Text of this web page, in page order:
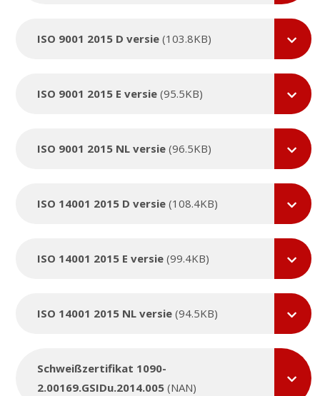
ISO 9001 2015 D versie(103.8KB)
ISO 9001 2015 E versie(95.5KB)
ISO 9001 2015 NL versie(96.5KB)
ISO 14001 2015 D versie(108.4KB)
ISO 14001 2015 E versie(99.4KB)
ISO 14001 2015 NL versie(94.5KB)
Schweißzertifikat 1090-
2.00169.GSIDu.2014.005(NAN)